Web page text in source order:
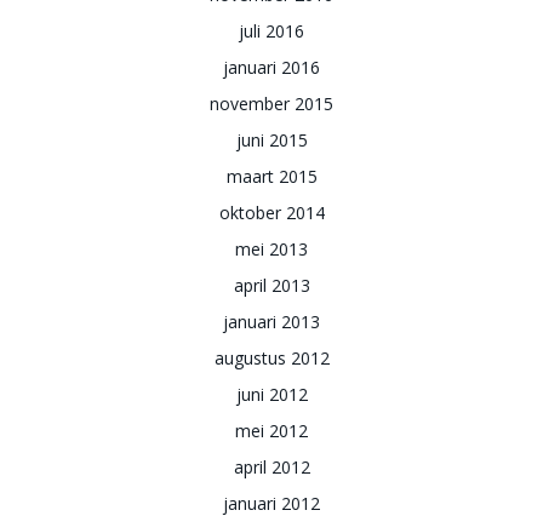
juli 2016
januari 2016
november 2015
juni 2015
maart 2015
oktober 2014
mei 2013
april 2013
januari 2013
augustus 2012
juni 2012
mei 2012
april 2012
januari 2012